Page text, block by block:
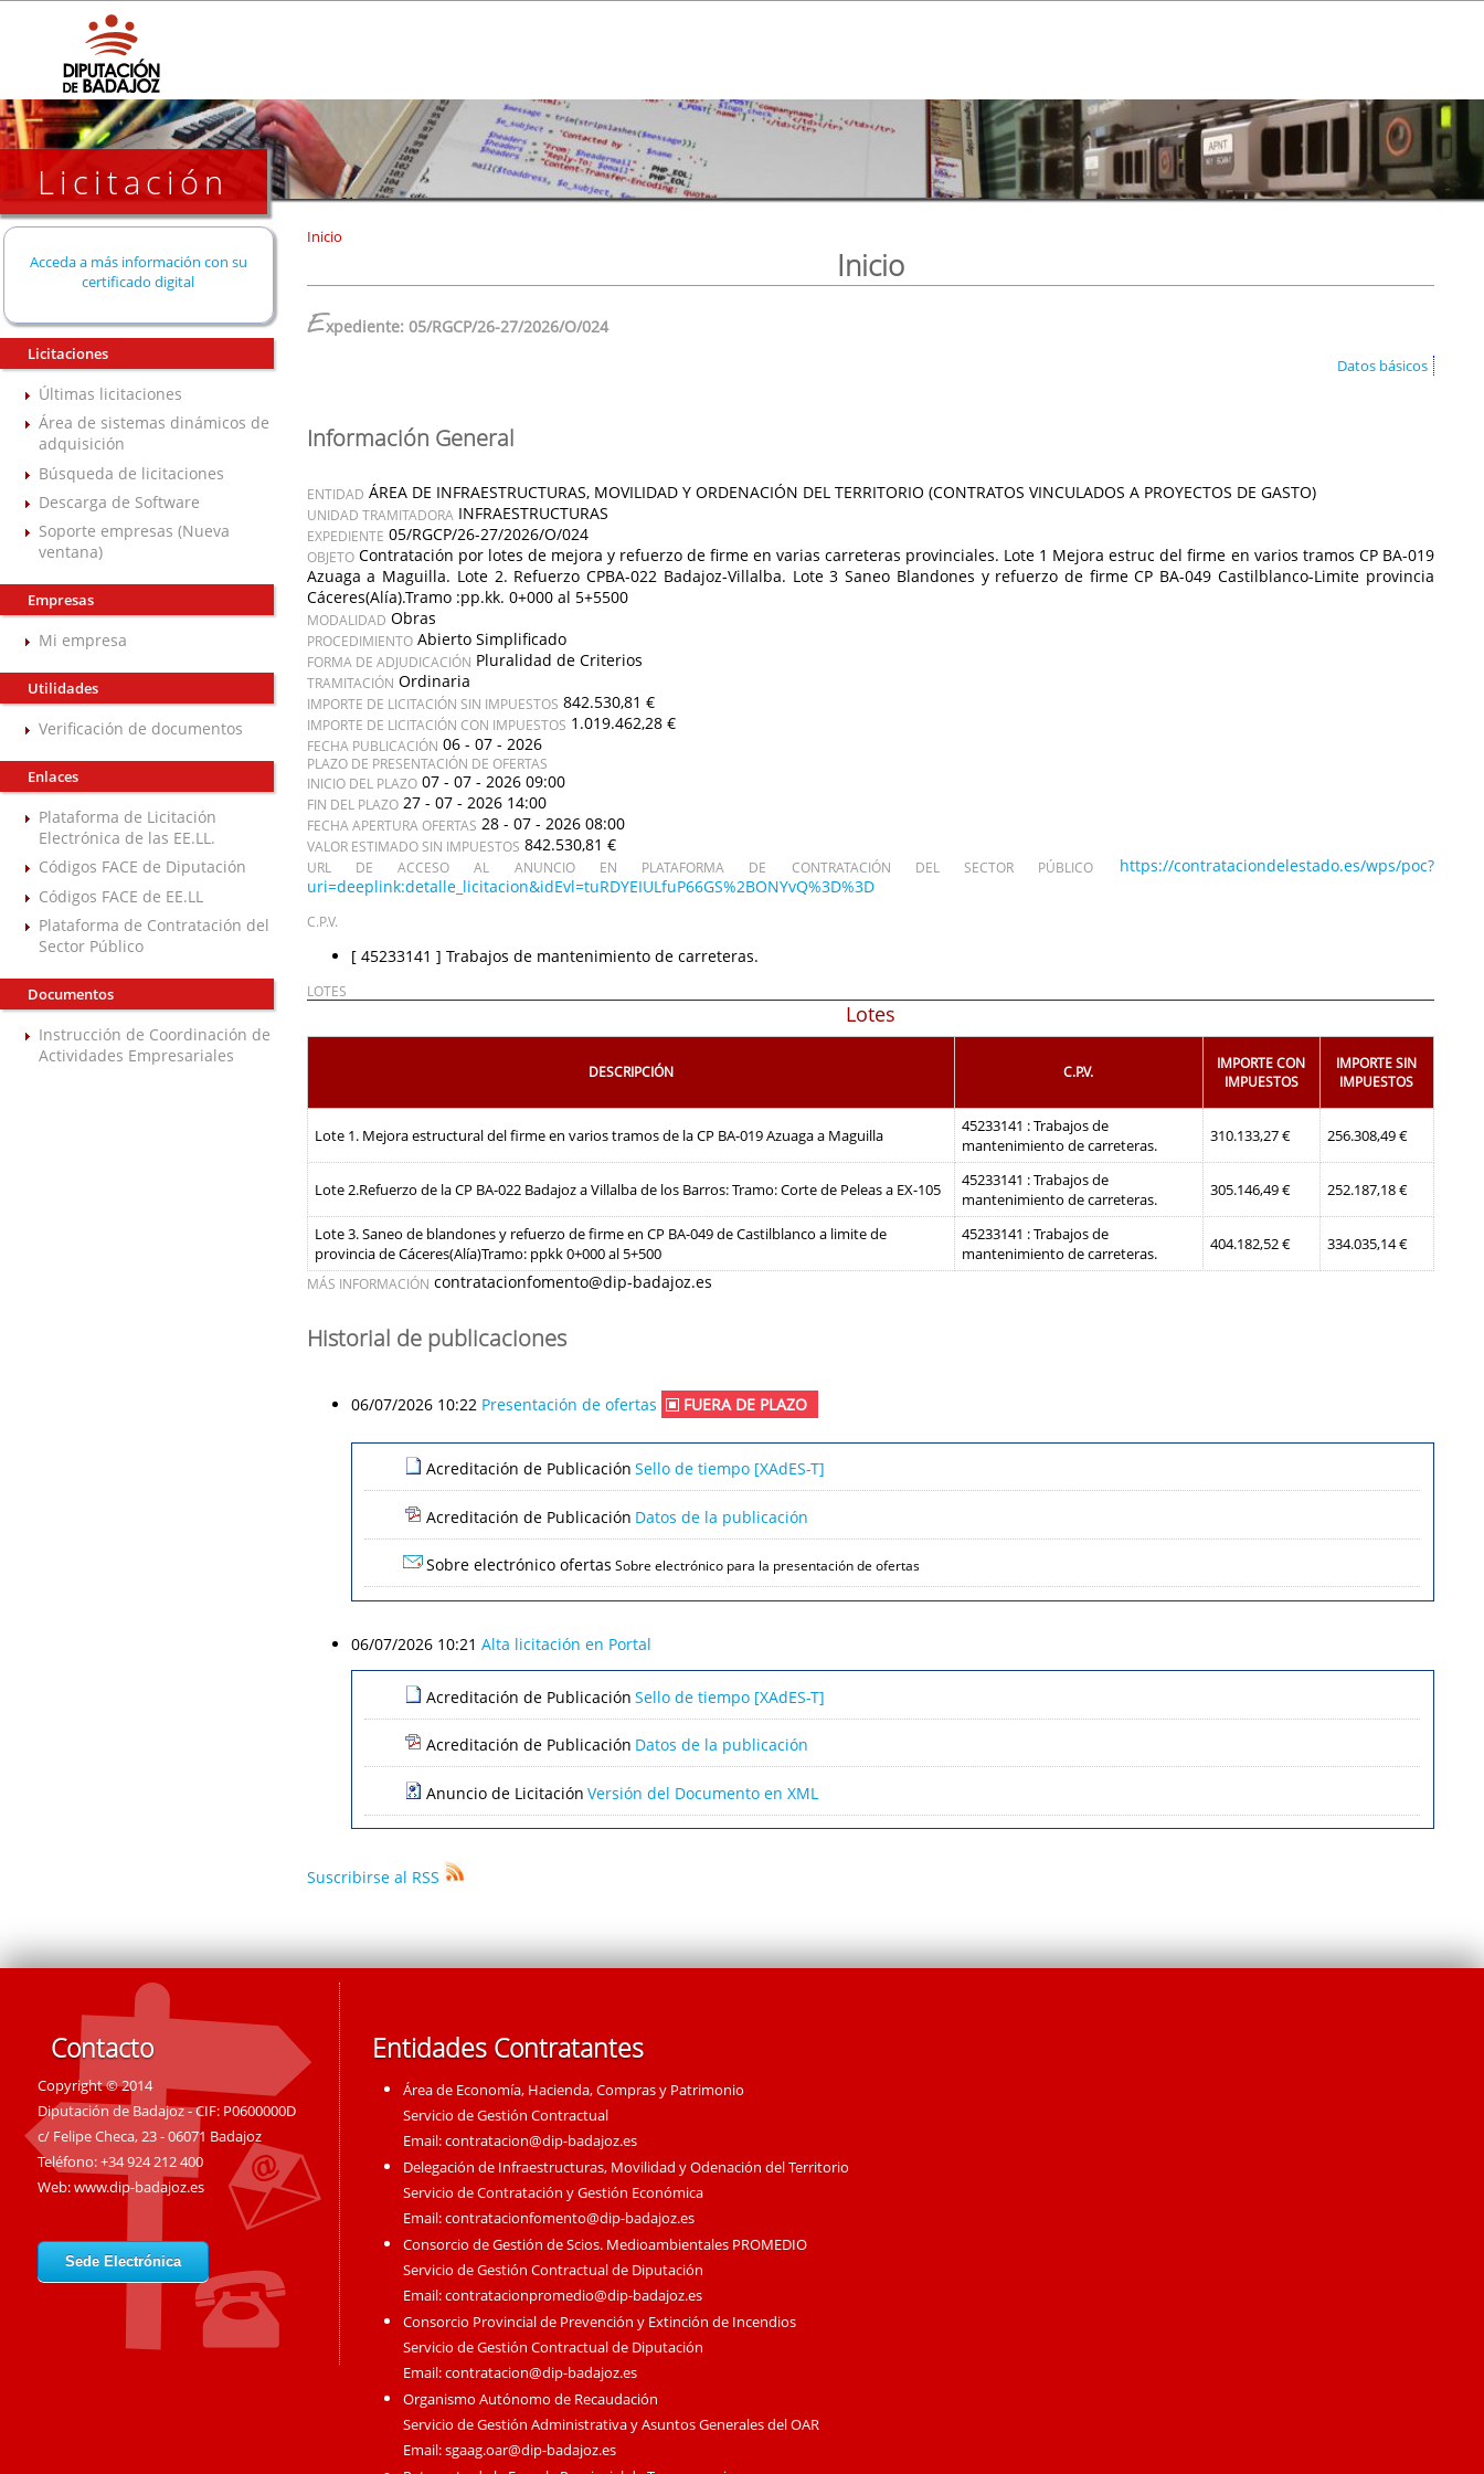
Licitación
Acceda a más información con su
certificado digital
Licitaciones
Últimas licitaciones
Área de sistemas dinámicos de
adquisición
Búsqueda de licitaciones
Descarga de Software
Soporte empresas (Nueva
ventana)
Empresas
Mi empresa
Utilidades
Verificación de documentos
Enlaces
Plataforma de Licitación
Electrónica de las EE.LL.
Códigos FACE de Diputación
Códigos FACE de EE.LL
Plataforma de Contratación del
Sector Público
Documentos
Instrucción de Coordinación de
Actividades Empresariales
Inicio
Inicio
Expediente: 05/RGCP/26-27/2026/O/024
Datos básicos
Información General
ENTIDAD ÁREA DE INFRAESTRUCTURAS, MOVILIDAD Y ORDENACIÓN DEL TERRITORIO (CONTRATOS VINCULADOS A PROYECTOS DE GASTO)
UNIDAD TRAMITADORA INFRAESTRUCTURAS
EXPEDIENTE 05/RGCP/26-27/2026/O/024
OBJETO Contratación por lotes de mejora y refuerzo de firme en varias carreteras provinciales. Lote 1 Mejora estruc del firme en varios tramos CP BA-019
Azuaga a Maguilla. Lote 2. Refuerzo CPBA-022 Badajoz-Villalba. Lote 3 Saneo Blandones y refuerzo de firme CP BA-049 Castilblanco-Limite provincia
Cáceres(Alía).Tramo :pp.kk. 0+000 al 5+5500
MODALIDAD Obras
PROCEDIMIENTO Abierto Simplificado
FORMA DE ADJUDICACIÓN Pluralidad de Criterios
TRAMITACIÓN Ordinaria
IMPORTE DE LICITACIÓN SIN IMPUESTOS 842.530,81 €
IMPORTE DE LICITACIÓN CON IMPUESTOS 1.019.462,28 €
FECHA PUBLICACIÓN 06 - 07 - 2026
PLAZO DE PRESENTACIÓN DE OFERTAS
INICIO DEL PLAZO 07 - 07 - 2026 09:00
FIN DEL PLAZO 27 - 07 - 2026 14:00
FECHA APERTURA OFERTAS 28 - 07 - 2026 08:00
VALOR ESTIMADO SIN IMPUESTOS 842.530,81 €
URL DE ACCESO AL ANUNCIO EN PLATAFORMA DE CONTRATACIÓN DEL SECTOR PÚBLICO
https://contrataciondelestado.es/wps/poc?
uri=deeplink:detalle_licitacion&idEvl=tuRDYEIULfuP66GS%2BONYvQ%3D%3D
C.P.V.
[ 45233141 ] Trabajos de mantenimiento de carreteras.
LOTES
Lotes
DESCRIPCIÓN C.P.V.
IMPORTE CON
IMPUESTOS
IMPORTE SIN
IMPUESTOS
Lote 1. Mejora estructural del firme en varios tramos de la CP BA-019 Azuaga a Maguilla
45233141 : Trabajos de
mantenimiento de carreteras.
310.133,27 € 256.308,49 €
Lote 2.Refuerzo de la CP BA-022 Badajoz a Villalba de los Barros: Tramo: Corte de Peleas a EX-105
45233141 : Trabajos de
mantenimiento de carreteras.
305.146,49 € 252.187,18 €
Lote 3. Saneo de blandones y refuerzo de firme en CP BA-049 de Castilblanco a limite de
provincia de Cáceres(Alía)Tramo: ppkk 0+000 al 5+500
45233141 : Trabajos de
mantenimiento de carreteras.
404.182,52 € 334.035,14 €
MÁS INFORMACIÓN contratacionfomento@dip-badajoz.es
Historial de publicaciones
06/07/2026 10:22 Presentación de ofertas FUERA DE PLAZO
Acreditación de Publicación Sello de tiempo [XAdES-T]
Acreditación de Publicación Datos de la publicación
Sobre electrónico ofertas Sobre electrónico para la presentación de ofertas
06/07/2026 10:21 Alta licitación en Portal
Acreditación de Publicación Sello de tiempo [XAdES-T]
Acreditación de Publicación Datos de la publicación
Anuncio de Licitación Versión del Documento en XML
Suscribirse al RSS
Contacto
Copyright © 2014
Diputación de Badajoz - CIF: P0600000D
c/ Felipe Checa, 23 - 06071 Badajoz
Teléfono: +34 924 212 400
Web:www.dip-badajoz.es
Sede Electrónica
Entidades Contratantes
Área de Economía, Hacienda, Compras y Patrimonio
Servicio de Gestión Contractual
Email:contratacion@dip-badajoz.es
Delegación de Infraestructuras, Movilidad y Odenación del Territorio
Servicio de Contratación y Gestión Económica
Email:contratacionfomento@dip-badajoz.es
Consorcio de Gestión de Scios. Medioambientales PROMEDIO
Servicio de Gestión Contractual de Diputación
Email:contratacionpromedio@dip-badajoz.es
Consorcio Provincial de Prevención y Extinción de Incendios
Servicio de Gestión Contractual de Diputación
Email:contratacion@dip-badajoz.es
Organismo Autónomo de Recaudación
Servicio de Gestión Administrativa y Asuntos Generales del OAR
Email:sgaag.oar@dip-badajoz.es